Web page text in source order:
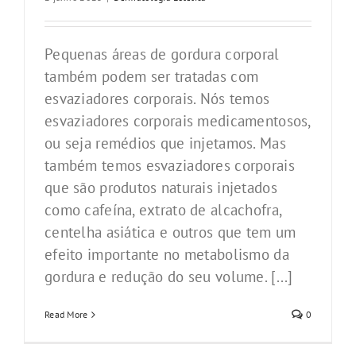
Pequenas áreas de gordura corporal
também podem ser tratadas com
esvaziadores corporais. Nós temos
esvaziadores corporais medicamentosos,
ou seja remédios que injetamos. Mas
também temos esvaziadores corporais
que são produtos naturais injetados
como cafeína, extrato de alcachofra,
centelha asiática e outros que tem um
efeito importante no metabolismo da
gordura e redução do seu volume. [...]
Read More 0